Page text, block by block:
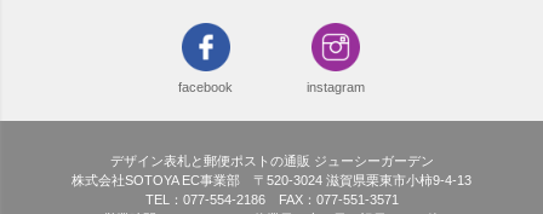
facebook instagram
デザイン表札と郵便ポストの通販 ジューシーガーデン
株式会社SOTOYA EC事業部 〒520-3024 滋賀県栗東市小柿9-4-13
TEL：077-554-2186 FAX：077-551-3571